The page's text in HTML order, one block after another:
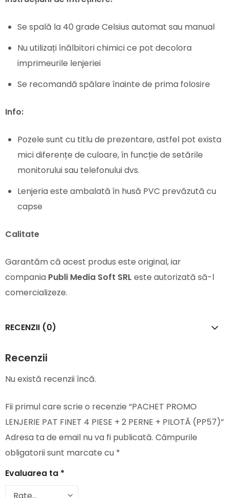
Se spală la 40 grade Celsius automat sau manual
Nu utilizați înălbitori chimici ce pot decolora
imprimeurile lenjeriei
Se recomandă spălare înainte de prima folosire
Info:
Pozele sunt cu titlu de prezentare, astfel pot exista
mici diferențe de culoare, în funcție de setările
monitorului sau telefonului dvs.
Lenjeria este ambalată în husă PVC prevăzută cu
capse
Calitate
Garantăm că acest produs este original, iar
compania Publi Media Soft SRL este autorizată să-l
comercializeze.
RECENZII (0)
Recenzii
Nu există recenzii încă.
Fii primul care scrie o recenzie “PACHET PROMO
LENJERIE PAT FINET 4 PIESE + 2 PERNE + PILOTĂ (PP57)”
Adresa ta de email nu va fi publicată. Câmpurile
obligatorii sunt marcate cu *
Evaluarea ta *